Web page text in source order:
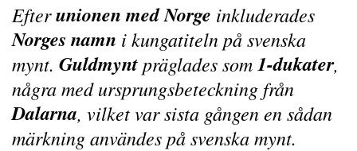
Efterunionen med Norge inkluderades
Norges namn i kungatiteln på svenska
mynt. Guldmynt präglades som1-dukater,
några med ursprungsbeteckning från
Dalarna, vilket var sista gången en sådan
märkning användes på svenska mynt.